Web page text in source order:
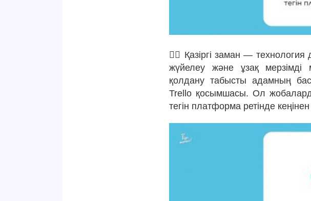
✍🏻 Қазіргі заман — технология
жүйелеу және ұзақ мерзімді
қолдану табысты адамның
Trello қосымшасы. Ол
тегін платформа ретінде